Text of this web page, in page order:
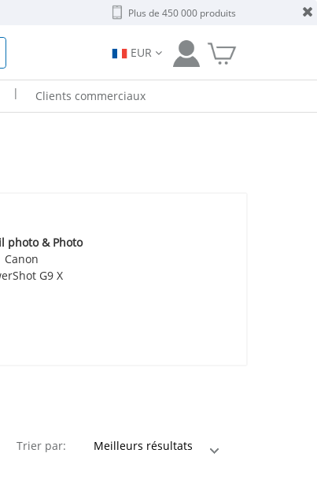
Plus de 450 000 produits
EUR
| Clients commerciaux
photo & Photo
Canon
G9 X
Trier par: